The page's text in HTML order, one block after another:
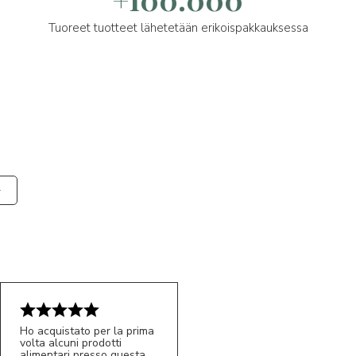
Tuoreet tuotteet lähetetään erikoispakkauksessa
Ho acquistato per la prima
volta alcuni prodotti